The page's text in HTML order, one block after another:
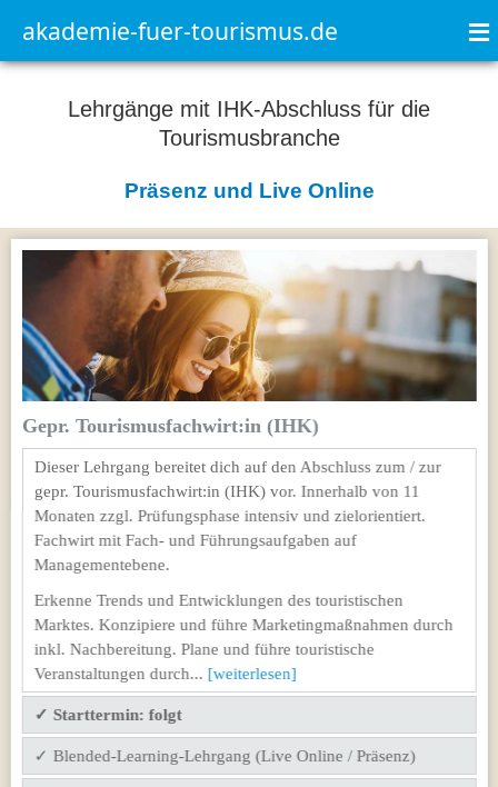
akademie-fuer-tourismus.de ≡
Lehrgänge mit IHK-Abschluss für die
Tourismusbranche
Präsenz und Live Online
Gepr. Tourismusfachwirt:in (IHK)
Dieser Lehrgang bereitet dich auf den Abschluss zum / zur
gepr. Tourismusfachwirt:in (IHK) vor. Innerhalb von 11
Monaten zzgl. Prüfungsphase intensiv und zielorientiert.
Fachwirt mit Fach- und Führungsaufgaben auf
Managementebene.
Erkenne Trends und Entwicklungen des touristischen
Marktes. Konzipiere und führe Marketingmaßnahmen durch
inkl. Nachbereitung. Plane und führe touristische
Veranstaltungen durch... [weiterlesen]
✓ Starttermin: folgt
✓ Blended-Learning-Lehrgang (Live Online / Präsenz)